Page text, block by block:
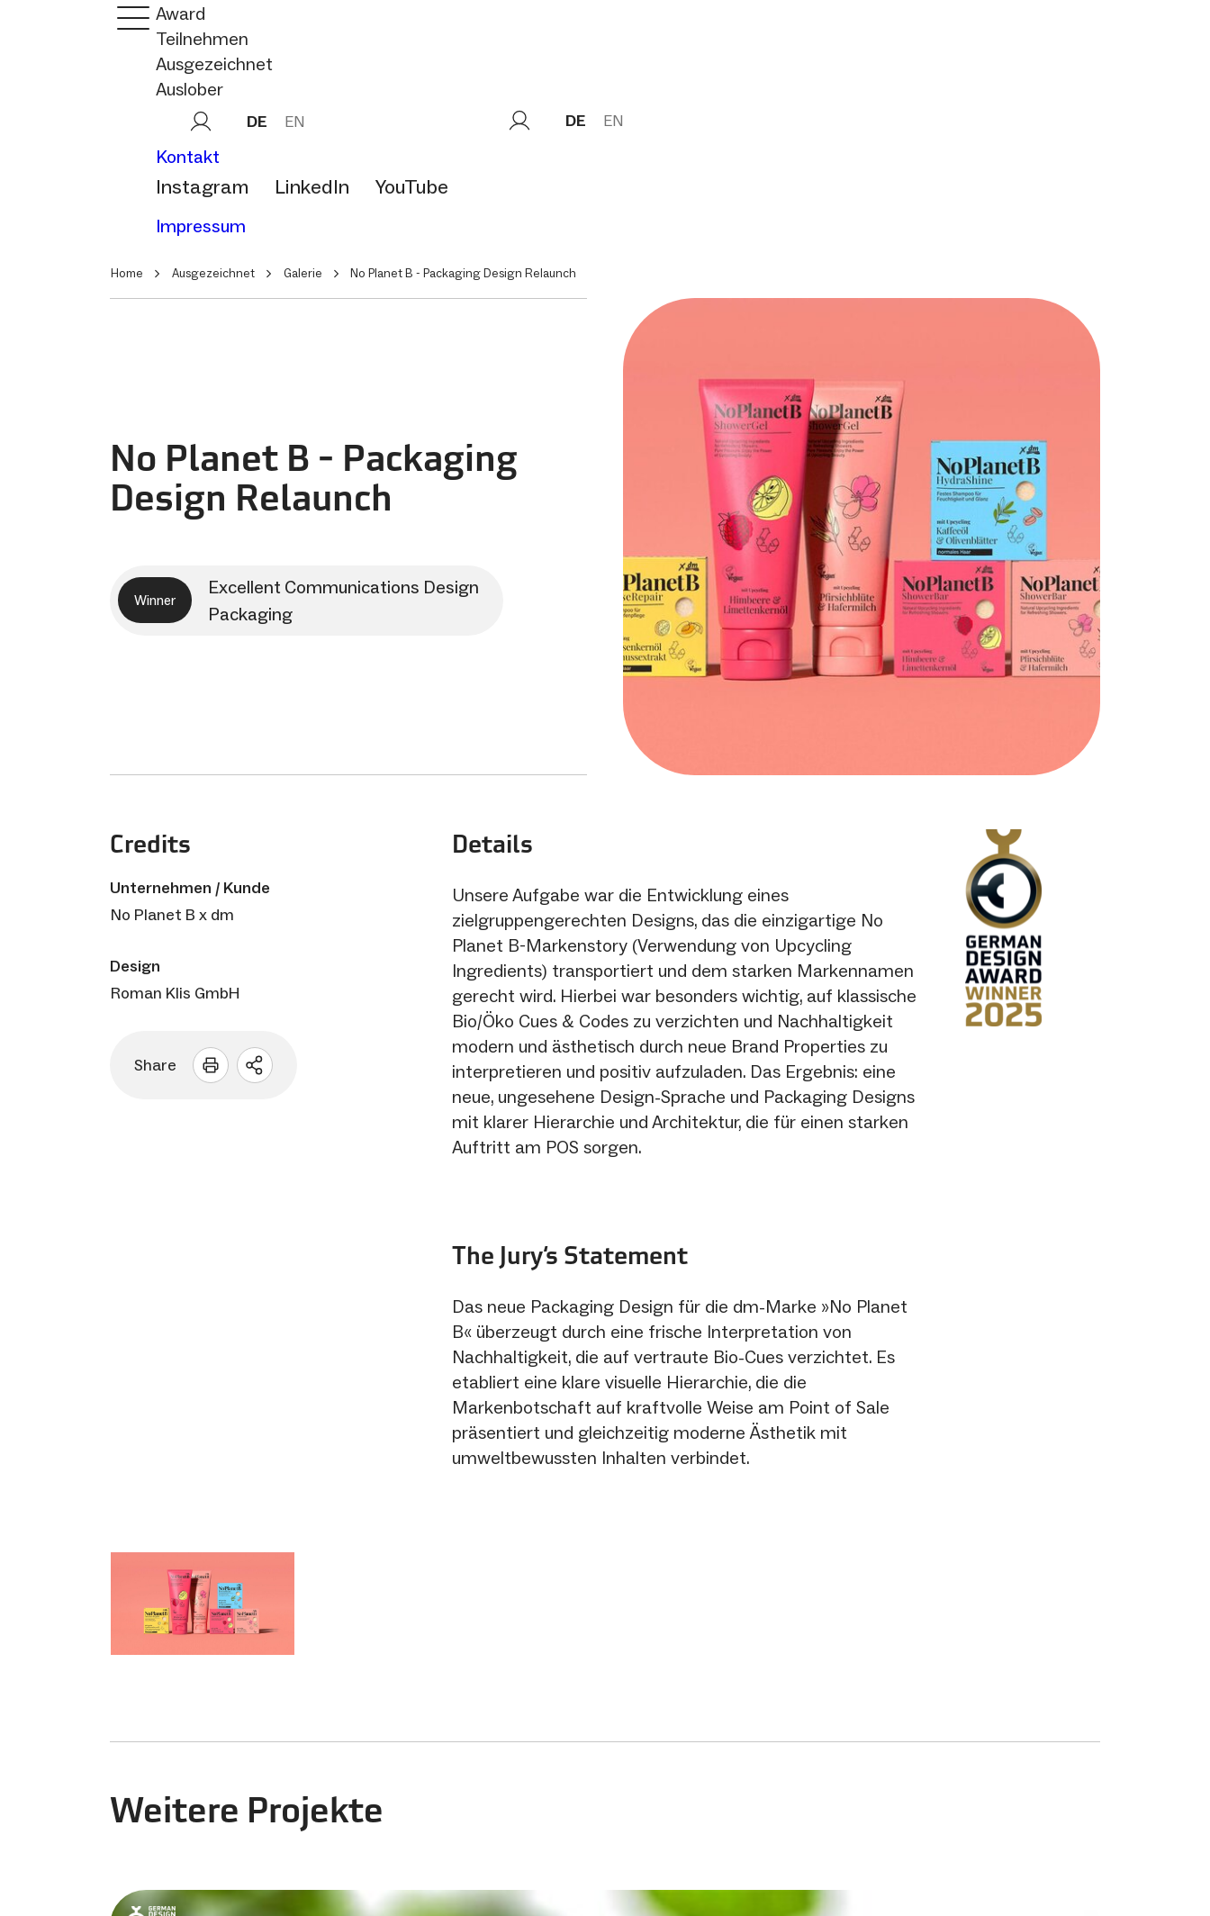
Award
Teilnehmen
Ausgezeichnet
Auslober
DE EN
Kontakt
Instagram LinkedIn YouTube
Impressum
DE EN
Home Ausgezeichnet Galerie No Planet B - Packaging Design Relaunch
No Planet B - Packaging
Design Relaunch
Winner
Excellent Communications Design
Packaging
Credits
Unternehmen / Kunde
No Planet B x dm
Design
Roman Klis GmbH
Share
Sharing
Details
Unsere Aufgabe war die Entwicklung eines
zielgruppengerechten Designs, das die einzigartige No
Planet B-Markenstory (Verwendung von Upcycling
Ingredients) transportiert und dem starken Markennamen
gerecht wird. Hierbei war besonders wichtig, auf klassische
Bio/Öko Cues & Codes zu verzichten und Nachhaltigkeit
modern und ästhetisch durch neue Brand Properties zu
interpretieren und positiv aufzuladen. Das Ergebnis: eine
neue, ungesehene Design-Sprache und Packaging Designs
mit klarer Hierarchie und Architektur, die für einen starken
Auftritt am POS sorgen.
The Jury‘s Statement
Das neue Packaging Design für die dm-Marke »No Planet
B« überzeugt durch eine frische Interpretation von
Nachhaltigkeit, die auf vertraute Bio-Cues verzichtet. Es
etabliert eine klare visuelle Hierarchie, die die
Markenbotschaft auf kraftvolle Weise am Point of Sale
präsentiert und gleichzeitig moderne Ästhetik mit
umweltbewussten Inhalten verbindet.
Weitere Projekte